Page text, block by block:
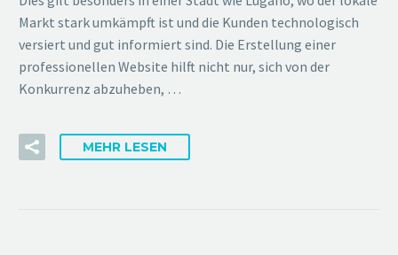
Markt stark umkämpft ist und die Kunden technologisch
versiert und gut informiert sind. Die Erstellung einer
professionellen Website hilft nicht nur, sich von der
Konkurrenz abzuheben, …
MEHR LESEN